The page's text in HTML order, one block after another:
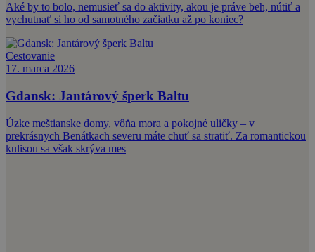
Aké by to bolo, nemusieť sa do aktivity, akou je práve beh, nútiť a
vychutnať si ho od samotného začiatku až po koniec?
Cestovanie
17. marca 2026
Gdansk: Jantárový šperk Baltu
Úzke meštianske domy, vôňa mora a pokojné uličky – v
prekrásnych Benátkach severu máte chuť sa stratiť. Za romantickou
kulisou sa však skrýva mes